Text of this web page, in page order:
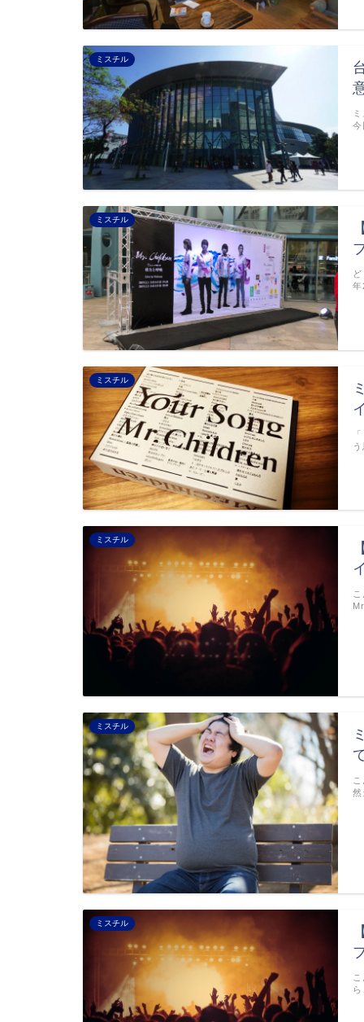
ミスチル
ミスチル
ミスチル
ミスチル
ミスチル
然
ミスチル